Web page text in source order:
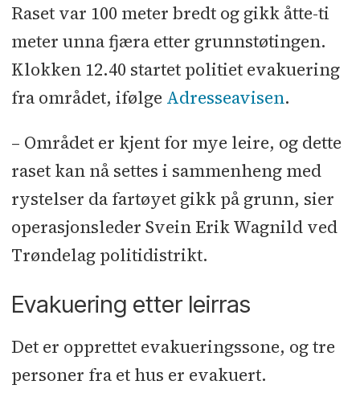
Raset var 100 meter bredt og gikk åtte-ti
meter unna fjæra etter grunnstøtingen.
Klokken 12.40 startet politiet evakuering
fra området, ifølge Adresseavisen.
– Området er kjent for mye leire, og dette
raset kan nå settes i sammenheng med
rystelser da fartøyet gikk på grunn, sier
operasjonsleder Svein Erik Wagnild ved
Trøndelag politidistrikt.
Evakuering etter leirras
Det er opprettet evakueringssone, og tre
personer fra et hus er evakuert.